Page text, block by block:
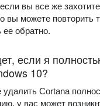
вы все же
вы можете повторить
обратно.
если я
10?
Cortana
у вас может